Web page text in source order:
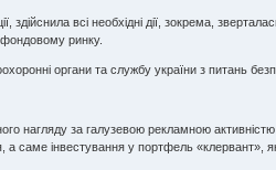
здійснила всі необхідні дії, зокрема,
фондовому ринку.
органи та службу україни з питань
нагляду за галузевою рекламною
а саме інвестування у портфель «клервант»,